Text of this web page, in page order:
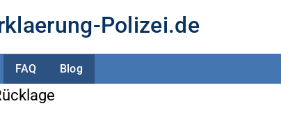
Polizei.de
FAQ Blog